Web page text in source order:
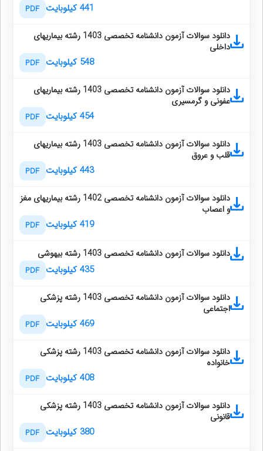
441 کیلوبایت PDF
دانلود سوالات آزمون دانشنامه تخصصی 1403 رشته بیماریهای
داخلی
548 کیلوبایت PDF
دانلود سوالات آزمون دانشنامه تخصصی 1403 رشته بیماریهای
عفونی و گرمسیری
454 کیلوبایت PDF
دانلود سوالات آزمون دانشنامه تخصصی 1403 رشته بیماریهای
قلب و عروق
443 کیلوبایت PDF
دانلود سوالات آزمون دانشنامه تخصصی 1402 رشته بیماریهای مغز
و اعصاب
419 کیلوبایت PDF
دانلود سوالات آزمون دانشنامه تخصصی 1403 رشته بیهوشی
435 کیلوبایت PDF
دانلود سوالات آزمون دانشنامه تخصصی 1403 رشته پزشکی
اجتماعی
469 کیلوبایت PDF
دانلود سوالات آزمون دانشنامه تخصصی 1403 رشته پزشکی
خانواده
408 کیلوبایت PDF
دانلود سوالات آزمون دانشنامه تخصصی 1403 رشته پزشکی
قانونی
380 کیلوبایت PDF